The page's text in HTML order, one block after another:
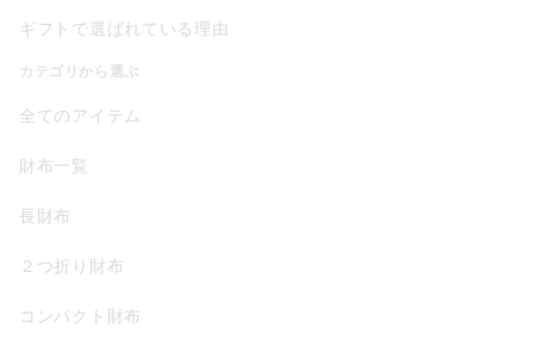
ギフトで選ばれている理由
カテゴリから選ぶ
全てのアイテム
財布一覧
長財布
２つ折り財布
コンパクト財布